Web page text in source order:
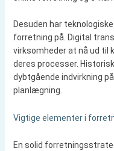
Desuden har
forretning på. Digital
virksomheder at nå ud til
deres processer.
dybtgående indvirkning
planlægning.
Vigtige elementer i
En solid